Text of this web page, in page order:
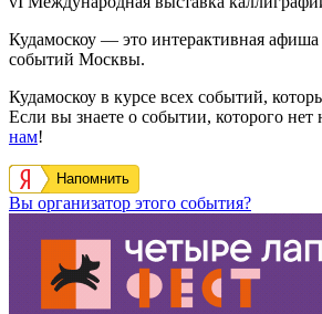
Кудамоскоу — это интерактивная
событий Москвы.
Кудамоскоу в курсе всех событий,
Если вы знаете о событии, которого нет
нам!
Напомнить
Вы организатор этого события?